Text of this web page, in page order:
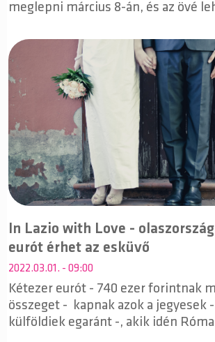
meglepni március 8-án, és az övé
értékű nőnapi édességcsomag.
In Lazio with Love -
eurót érhet az esküvő
2022.03.01. - 09:00
Kétezer eurót - 740 ezer forintnak
összeget - kapnak azok a jegyesek
külföldiek egaránt -, akik idén Róma